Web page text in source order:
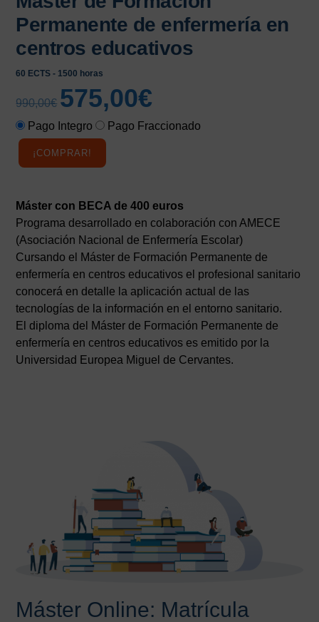
Permanente de enfermería en
centros educativos
60 ECTS - 1500 horas
990,00€
El
precio
original
575,00€
actual
Pago Integro Pago Fraccionado
¡COMPRAR!
Máster con BECA de 400 euros
Programa desarrollado en colaboración con AMECE
(Asociación Nacional de Enfermería Escolar)
Cursando el Máster de Formación Permanente de
enfermería en centros educativos el profesional sanitario
conocerá en detalle la aplicación actual de las
tecnologías de la información en el entorno sanitario.
El diploma del Máster de Formación Permanente de
enfermería en centros educativos es emitido por la
Universidad Europea Miguel de Cervantes.
Máster Online: Matrícula